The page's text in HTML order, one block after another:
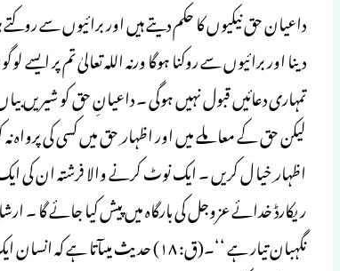
داعیان حق نیکیوں کا حکم دیتے ہیں اور برائیوں سے
دینا اور برائیوں سے روکنا ہوگا ورنہ اللہ تعالیٰ تم پر
تمہاری دعائیں قبول نہیں ہوگی ۔ داعیانِ حق کو شیریں
لیکن حق کے معاملے میں اور اظہار ِ حق میں کسی کی
اظہار ِ خیا ل کریں ۔ ایک نوٹ کرنے والا فرشتہ ان کی
ریکارڈ خدائے عزوجل کی بارگاہ میں پیش کیا جائے گا ۔
نگہبان تیار ہے ـ‘‘۔(ق: ۱۸)